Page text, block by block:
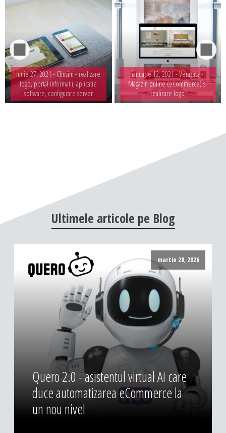
iunie 27, 2021 - Clinsim - realizare
logo, portal informatii, aplicatie
software, configurare server
ianuarie 12, 2021 -Veracasa -
Magazin online (eCommerce) si
realizare logo
Ultimele articole pe Blog
martie 28, 2026
Quero 2.0 - asistentul virtual AI care
duce automatizarea eCommerce la
un nou nivel